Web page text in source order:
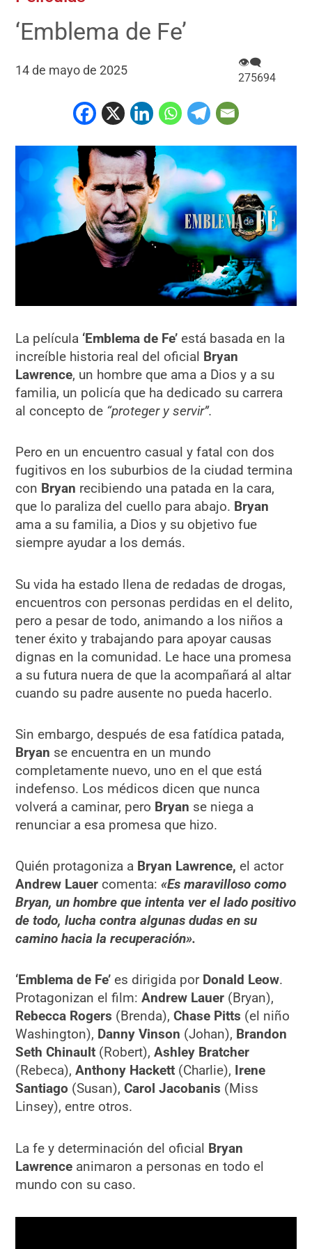
‘Emblema de Fe’
14 de mayo de 2025
👁‍🗨
275694
La película ‘Emblema de Fe’ está basada en la
increíble historia real del oficial Bryan
Lawrence, un hombre que ama a Dios y a su
familia, un policía que ha dedicado su carrera
al concepto de “proteger y servir”.
Pero en un encuentro casual y fatal con dos
fugitivos en los suburbios de la ciudad termina
con Bryan recibiendo una patada en la cara,
que lo paraliza del cuello para abajo. Bryan
ama a su familia, a Dios y su objetivo fue
siempre ayudar a los demás.
Su vida ha estado llena de redadas de drogas,
encuentros con personas perdidas en el delito,
pero a pesar de todo, animando a los niños a
tener éxito y trabajando para apoyar causas
dignas en la comunidad. Le hace una promesa
a su futura nuera de que la acompañará al altar
cuando su padre ausente no pueda hacerlo.
Sin embargo, después de esa fatídica patada,
Bryan se encuentra en un mundo
completamente nuevo, uno en el que está
indefenso. Los médicos dicen que nunca
volverá a caminar, pero Bryan se niega a
renunciar a esa promesa que hizo.
Quién protagoniza a Bryan Lawrence, el actor
Andrew Lauer comenta:«Es maravilloso como
Bryan, un hombre que intenta ver el lado positivo
de todo, lucha contra algunas dudas en su
camino hacia la recuperación».
‘Emblema de Fe’ es dirigida por Donald Leow.
Protagonizan el film:Andrew Lauer (Bryan),
Rebecca Rogers (Brenda), Chase Pitts (el niño
Washington), Danny Vinson (Johan), Brandon
Seth Chinault (Robert), Ashley Bratcher
(Rebeca), Anthony Hackett (Charlie), Irene
Santiago (Susan), Carol Jacobanis (Miss
Linsey), entre otros.
La fe y determinación del oficial Bryan
Lawrence animaron a personas en todo el
mundo con su caso.